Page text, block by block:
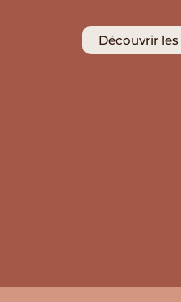
Découvrir